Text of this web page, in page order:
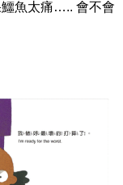
鱷魚太痛….. 會不會